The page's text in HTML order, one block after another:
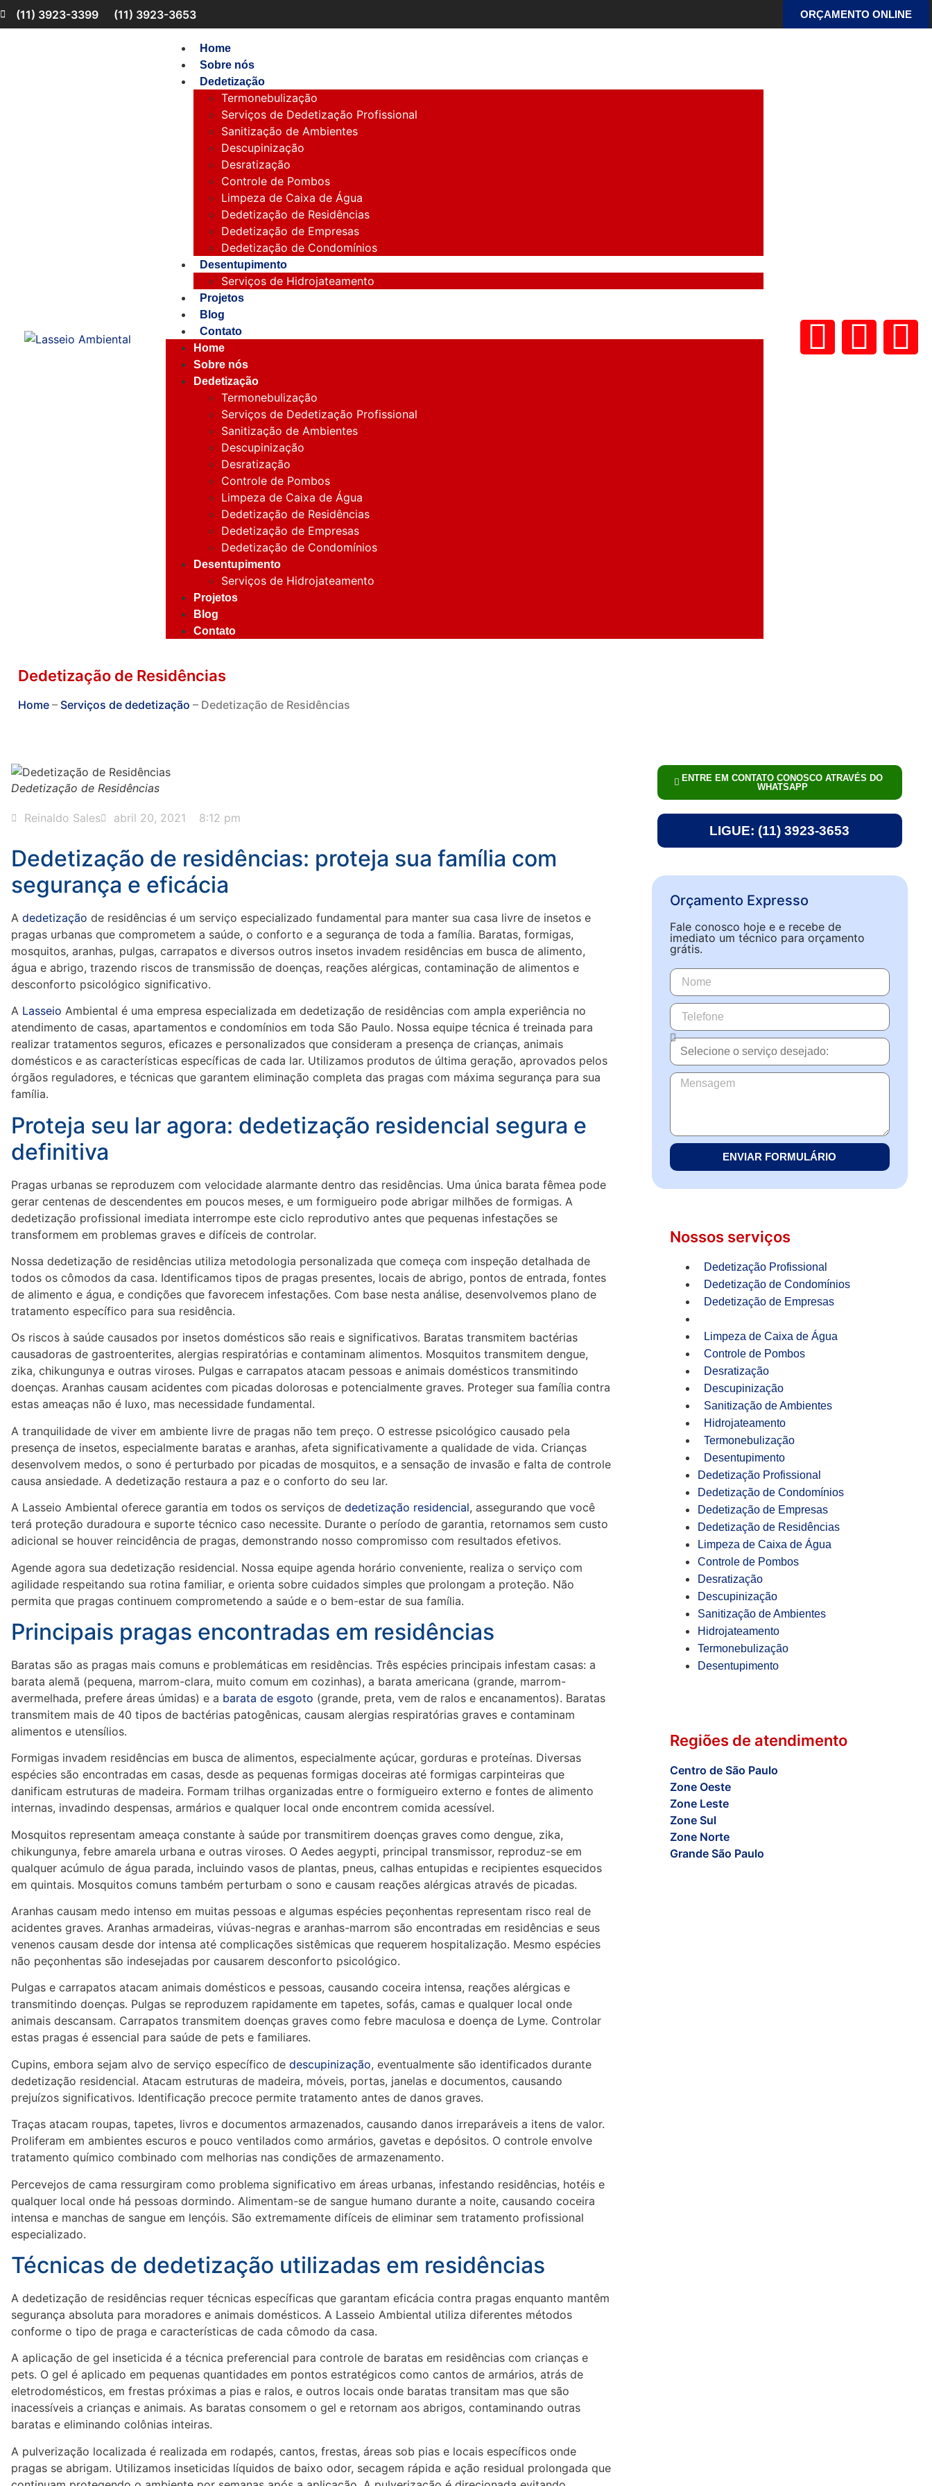
(11) 3923-3399 (11) 3923-3653 ORÇAMENTO ONLINE
Home
Sobre nós
Dedetização
Termonebulização
Serviços de Dedetização Profissional
Sanitização de Ambientes
Descupinização
Desratização
Controle de Pombos
Limpeza de Caixa de Água
Dedetização de Residências
Dedetização de Empresas
Dedetização de Condomínios
Desentupimento
Serviços de Hidrojateamento
Projetos
Blog
Contato
Home
Sobre nós
Dedetização
Termonebulização
Serviços de Dedetização Profissional
Sanitização de Ambientes
Descupinização
Desratização
Controle de Pombos
Limpeza de Caixa de Água
Dedetização de Residências
Dedetização de Empresas
Dedetização de Condomínios
Desentupimento
Serviços de Hidrojateamento
Projetos
Blog
Contato
Dedetização de Residências
Home – Serviços de dedetização – Dedetização de Residências
Dedetização de Residências
Reinaldo Sales abril 20, 2021 8:12 pm
Dedetização de residências: proteja sua família com
segurança e eficácia
A dedetização de residências é um serviço especializado fundamental para manter sua casa livre de insetos e
pragas urbanas que comprometem a saúde, o conforto e a segurança de toda a família. Baratas, formigas,
mosquitos, aranhas, pulgas, carrapatos e diversos outros insetos invadem residências em busca de alimento,
água e abrigo, trazendo riscos de transmissão de doenças, reações alérgicas, contaminação de alimentos e
desconforto psicológico significativo.
A Lasseio Ambiental é uma empresa especializada em dedetização de residências com ampla experiência no
atendimento de casas, apartamentos e condomínios em toda São Paulo. Nossa equipe técnica é treinada para
realizar tratamentos seguros, eficazes e personalizados que consideram a presença de crianças, animais
domésticos e as características específicas de cada lar. Utilizamos produtos de última geração, aprovados pelos
órgãos reguladores, e técnicas que garantem eliminação completa das pragas com máxima segurança para sua
família.
Proteja seu lar agora: dedetização residencial segura e
definitiva
Pragas urbanas se reproduzem com velocidade alarmante dentro das residências. Uma única barata fêmea pode
gerar centenas de descendentes em poucos meses, e um formigueiro pode abrigar milhões de formigas. A
dedetização profissional imediata interrompe este ciclo reprodutivo antes que pequenas infestações se
transformem em problemas graves e difíceis de controlar.
Nossa dedetização de residências utiliza metodologia personalizada que começa com inspeção detalhada de
todos os cômodos da casa. Identificamos tipos de pragas presentes, locais de abrigo, pontos de entrada, fontes
de alimento e água, e condições que favorecem infestações. Com base nesta análise, desenvolvemos plano de
tratamento específico para sua residência.
Os riscos à saúde causados por insetos domésticos são reais e significativos. Baratas transmitem bactérias
causadoras de gastroenterites, alergias respiratórias e contaminam alimentos. Mosquitos transmitem dengue,
zika, chikungunya e outras viroses. Pulgas e carrapatos atacam pessoas e animais domésticos transmitindo
doenças. Aranhas causam acidentes com picadas dolorosas e potencialmente graves. Proteger sua família contra
estas ameaças não é luxo, mas necessidade fundamental.
A tranquilidade de viver em ambiente livre de pragas não tem preço. O estresse psicológico causado pela
presença de insetos, especialmente baratas e aranhas, afeta significativamente a qualidade de vida. Crianças
desenvolvem medos, o sono é perturbado por picadas de mosquitos, e a sensação de invasão e falta de controle
causa ansiedade. A dedetização restaura a paz e o conforto do seu lar.
A Lasseio Ambiental oferece garantia em todos os serviços de dedetização residencial, assegurando que você
terá proteção duradoura e suporte técnico caso necessite. Durante o período de garantia, retornamos sem custo
adicional se houver reincidência de pragas, demonstrando nosso compromisso com resultados efetivos.
Agende agora sua dedetização residencial. Nossa equipe agenda horário conveniente, realiza o serviço com
agilidade respeitando sua rotina familiar, e orienta sobre cuidados simples que prolongam a proteção. Não
permita que pragas continuem comprometendo a saúde e o bem-estar de sua família.
Principais pragas encontradas em residências
Baratas são as pragas mais comuns e problemáticas em residências. Três espécies principais infestam casas: a
barata alemã (pequena, marrom-clara, muito comum em cozinhas), a barata americana (grande, marrom-
avermelhada, prefere áreas úmidas) e a barata de esgoto (grande, preta, vem de ralos e encanamentos). Baratas
transmitem mais de 40 tipos de bactérias patogênicas, causam alergias respiratórias graves e contaminam
alimentos e utensílios.
Formigas invadem residências em busca de alimentos, especialmente açúcar, gorduras e proteínas. Diversas
espécies são encontradas em casas, desde as pequenas formigas doceiras até formigas carpinteiras que
danificam estruturas de madeira. Formam trilhas organizadas entre o formigueiro externo e fontes de alimento
internas, invadindo despensas, armários e qualquer local onde encontrem comida acessível.
Mosquitos representam ameaça constante à saúde por transmitirem doenças graves como dengue, zika,
chikungunya, febre amarela urbana e outras viroses. O Aedes aegypti, principal transmissor, reproduz-se em
qualquer acúmulo de água parada, incluindo vasos de plantas, pneus, calhas entupidas e recipientes esquecidos
em quintais. Mosquitos comuns também perturbam o sono e causam reações alérgicas através de picadas.
Aranhas causam medo intenso em muitas pessoas e algumas espécies peçonhentas representam risco real de
acidentes graves. Aranhas armadeiras, viúvas-negras e aranhas-marrom são encontradas em residências e seus
venenos causam desde dor intensa até complicações sistêmicas que requerem hospitalização. Mesmo espécies
não peçonhentas são indesejadas por causarem desconforto psicológico.
Pulgas e carrapatos atacam animais domésticos e pessoas, causando coceira intensa, reações alérgicas e
transmitindo doenças. Pulgas se reproduzem rapidamente em tapetes, sofás, camas e qualquer local onde
animais descansam. Carrapatos transmitem doenças graves como febre maculosa e doença de Lyme. Controlar
estas pragas é essencial para saúde de pets e familiares.
Cupins, embora sejam alvo de serviço específico de descupinização, eventualmente são identificados durante
dedetização residencial. Atacam estruturas de madeira, móveis, portas, janelas e documentos, causando
prejuízos significativos. Identificação precoce permite tratamento antes de danos graves.
Traças atacam roupas, tapetes, livros e documentos armazenados, causando danos irreparáveis a itens de valor.
Proliferam em ambientes escuros e pouco ventilados como armários, gavetas e depósitos. O controle envolve
tratamento químico combinado com melhorias nas condições de armazenamento.
Percevejos de cama ressurgiram como problema significativo em áreas urbanas, infestando residências, hotéis e
qualquer local onde há pessoas dormindo. Alimentam-se de sangue humano durante a noite, causando coceira
intensa e manchas de sangue em lençóis. São extremamente difíceis de eliminar sem tratamento profissional
especializado.
Técnicas de dedetização utilizadas em residências
A dedetização de residências requer técnicas específicas que garantam eficácia contra pragas enquanto mantêm
segurança absoluta para moradores e animais domésticos. A Lasseio Ambiental utiliza diferentes métodos
conforme o tipo de praga e características de cada cômodo da casa.
A aplicação de gel inseticida é a técnica preferencial para controle de baratas em residências com crianças e
pets. O gel é aplicado em pequenas quantidades em pontos estratégicos como cantos de armários, atrás de
eletrodomésticos, em frestas próximas a pias e ralos, e outros locais onde baratas transitam mas que são
inacessíveis a crianças e animais. As baratas consomem o gel e retornam aos abrigos, contaminando outras
baratas e eliminando colônias inteiras.
A pulverização localizada é realizada em rodapés, cantos, frestas, áreas sob pias e locais específicos onde
pragas se abrigam. Utilizamos inseticidas líquidos de baixo odor, secagem rápida e ação residual prolongada que
ENTRE EM CONTATO CONOSCO ATRAVÉS DO
WHATSAPP
LIGUE: (11) 3923-3653
Orçamento Expresso
Fale conosco hoje e e recebe de
imediato um técnico para orçamento
grátis.
ENVIAR FORMULÁRIO
Nossos serviços
Dedetização Profissional
Dedetização de Condomínios
Dedetização de Empresas
Limpeza de Caixa de Água
Controle de Pombos
Desratização
Descupinização
Sanitização de Ambientes
Hidrojateamento
Termonebulização
Desentupimento
Dedetização Profissional
Dedetização de Condomínios
Dedetização de Empresas
Dedetização de Residências
Limpeza de Caixa de Água
Controle de Pombos
Desratização
Descupinização
Sanitização de Ambientes
Hidrojateamento
Termonebulização
Desentupimento
Regiões de atendimento
Centro de São Paulo
Zone Oeste
Zone Leste
Zone Sul
Zone Norte
Grande São Paulo